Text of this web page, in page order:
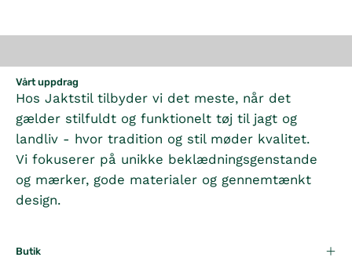
Vårt uppdrag
Hos Jaktstil tilbyder vi det meste, når det
gælder stilfuldt og funktionelt tøj til jagt og
landliv - hvor tradition og stil møder kvalitet.
Vi fokuserer på unikke beklædningsgenstande
og mærker, gode materialer og gennemtænkt
design.
Butik